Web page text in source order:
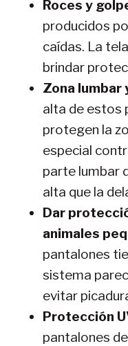
Roces y
producidos
caídas. La
brindar
Zona lumbar
alta de estos
protegen la
especial
parte lumbar
alta que la
Dar
animales
pantalones
sistema
evitar
Protección
pantalones